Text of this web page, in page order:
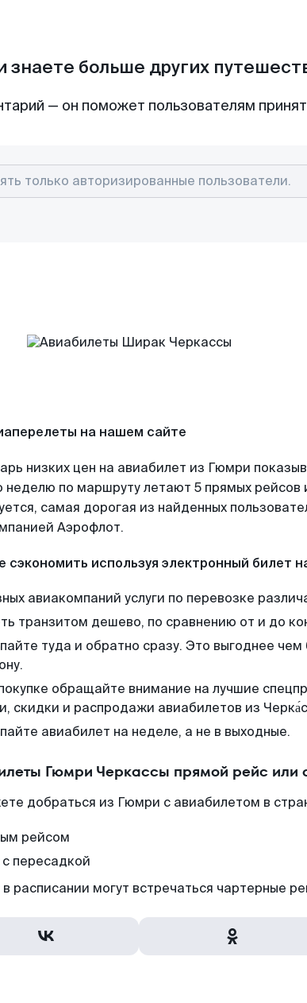
знаете больше других
— он поможет пользователям
на нашем сайте
низких цен на авиабилет из Гюмри
по маршруту летают 5 прямых рейсов
самая дорогая из найденных
Аэрофлот.
сэкономить используя электронный билет
авиакомпаний услуги по перевозке
транзитом дешево, по сравнению от и до
туда и обратно сразу. Это выгоднее
обращайте внимание на лучшие
скидки и распродажи авиабилетов из
авиабилет на неделе, а не в выходные.
Гюмри Черкассы прямой рейс или
добраться из Гюмри с авиабилетом в
рейсом
пересадкой
расписании могут встречаться чартерные